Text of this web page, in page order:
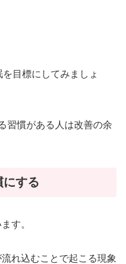
目標にしてみましょ
習慣がある人は改善の余
する
す。
れ込むことで起こる現象